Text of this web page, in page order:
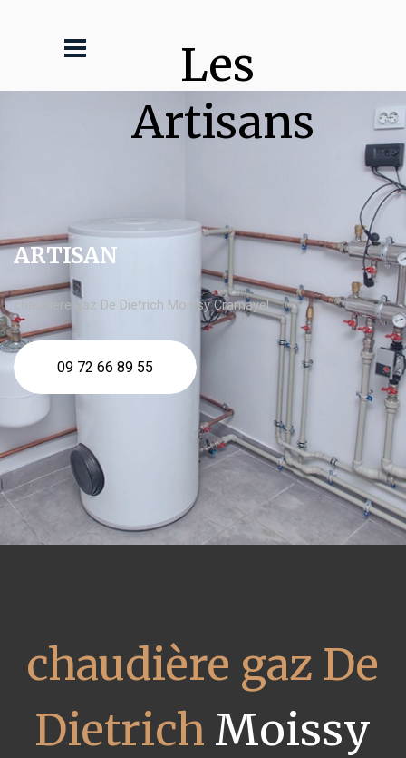
Les
Artisans
ARTISAN
chaudière gaz De Dietrich Moissy Cramayel
09 72 66 89 55
chaudière gaz De
Dietrich Moissy